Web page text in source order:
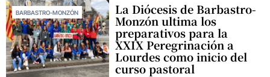
BARBASTRO-MONZÓN La Diócesis de Barbastro-
Monzón ultima los
preparativos para la
XXIX Peregrinación a
Lourdes como inicio del
curso pastoral